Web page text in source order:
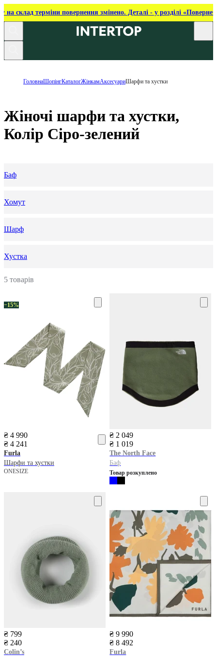
на склад терміни повернення змінено. Деталі - у розділі
ГоловнаШопінгКаталогЖінкамАксесуариШарфи та хустки
Жіночі шарфи та хустки,
Колір Сіро-зелений
Баф
Хомут
Шарф
Хустка
5 товарів
−15%
₴ 4 990
₴ 4 241
Furla
Шарфи та хустки
ONESIZE
₴ 2 049
₴ 1 019
The North Face
Баф
Товар розкуплено
₴ 799
₴ 240
Colin’s
₴ 9 990
₴ 8 492
Furla